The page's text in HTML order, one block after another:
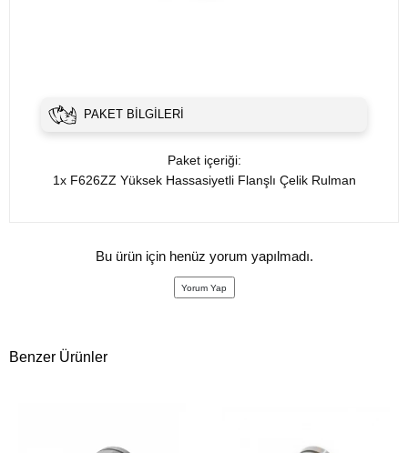
PAKET BILGILERI
Paket içeriği:
1x F626ZZ Yüksek Hassasiyetli Flanşlı Çelik Rulman
Bu ürün için henüz yorum yapılmadı.
Yorum Yap
Benzer Ürünler